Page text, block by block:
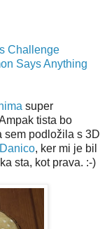
Challenge
Says Anything
super
tista bo
sem podložila s 3D
Danico, ker mi je bil
sta, kot prava. :-)